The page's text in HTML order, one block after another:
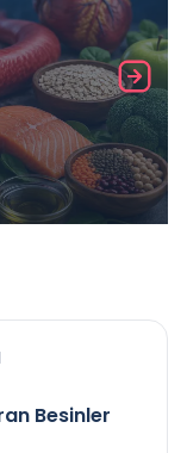
Besinler